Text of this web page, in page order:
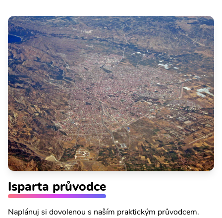
Isparta průvodce
Naplánuj si dovolenou s naším praktickým průvodcem.